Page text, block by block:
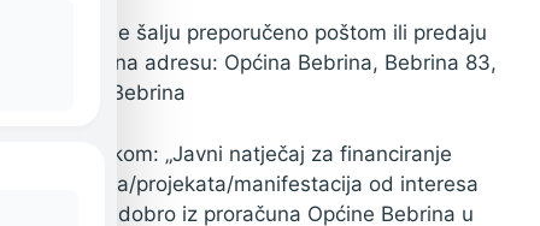
Prijave se šalju preporučeno poštom ili predaju
osobno na adresu: Općina Bebrina, Bebrina 83,
35 254 Bebrina
s naznakom: „Javni natječaj za financiranje
programa/projekata/manifestacija od interesa
za opće dobro iz proračuna Općine Bebrina u